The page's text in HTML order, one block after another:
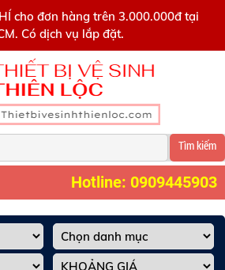
cho đơn hàng trên 3.000.000đ tại
Có dịch vụ lắp đặt.
Tìm kiếm
Hotline: 0909445903